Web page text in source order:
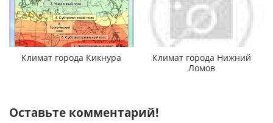
Климат города Кикнура
Климат города Нижний
Ломов
Оставьте комментарий!